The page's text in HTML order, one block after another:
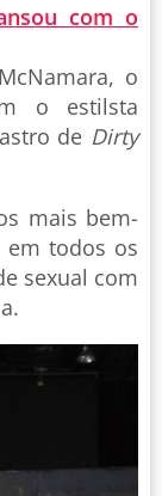
com o
o
o estilsta
de Dirty
mais bem-
em todos os
sexual com